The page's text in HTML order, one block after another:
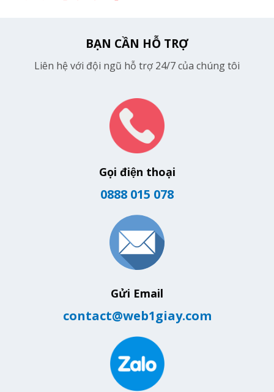
BẠN CẦN HỖ TRỢ
Liên hệ với đội ngũ hỗ trợ 24/7 của chúng tôi
Gọi điện thoại
0888 015 078
Gửi Email
contact@web1giay.com